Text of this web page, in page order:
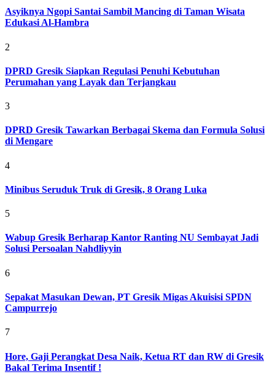
Asyiknya Ngopi Santai Sambil Mancing di Taman Wisata
Edukasi Al-Hambra
2
DPRD Gresik Siapkan Regulasi Penuhi Kebutuhan
Perumahan yang Layak dan Terjangkau
3
DPRD Gresik Tawarkan Berbagai Skema dan Formula Solusi
di Mengare
4
Minibus Seruduk Truk di Gresik, 8 Orang Luka
5
Wabup Gresik Berharap Kantor Ranting NU Sembayat Jadi
Solusi Persoalan Nahdliyyin
6
Sepakat Masukan Dewan, PT Gresik Migas Akuisisi SPDN
Campurrejo
7
Hore, Gaji Perangkat Desa Naik, Ketua RT dan RW di Gresik
Bakal Terima Insentif !